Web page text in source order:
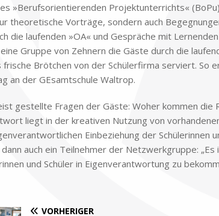
»Be­rufs­ori­en­tie­ren­den Pro­jekt­un­ter­richts«
theo­re­ti­sche Vor­trä­ge, son­dern auch
die lau­fen­den »OA« und Ge­sprä­che mit
Grup­pe von Zeh­nern die Gä­ste durch die
fri­sche Bröt­chen von der Schü­ler­fir­ma ser­viert. So
an der GE­samt­schu­le Wal­trop.
ge­stell­te Fra­gen der Gä­ste: Wo­her kom­men die
liegt in der krea­ti­ven Nut­zung von
Ein­be­zie­hung der Schü­le­rin­nen
auch ein Teil­neh­mer der Netz­werk­grup­pe:
und Schü­ler in Ei­gen­ver­ant­wor­tung zu
VORHERIGER